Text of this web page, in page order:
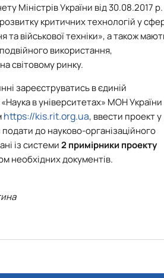
Міністрів України від 30.08.2017 р.
критичних технологій у
військової техніки», а також
використання,
світовому ринку.
зареєструватись в єдиній
в університетах» МОН України
https://kis.rit.org.ua, ввести проект у
подати до науково-організаційного
із системи2 примірники проекту
необхідних документів.